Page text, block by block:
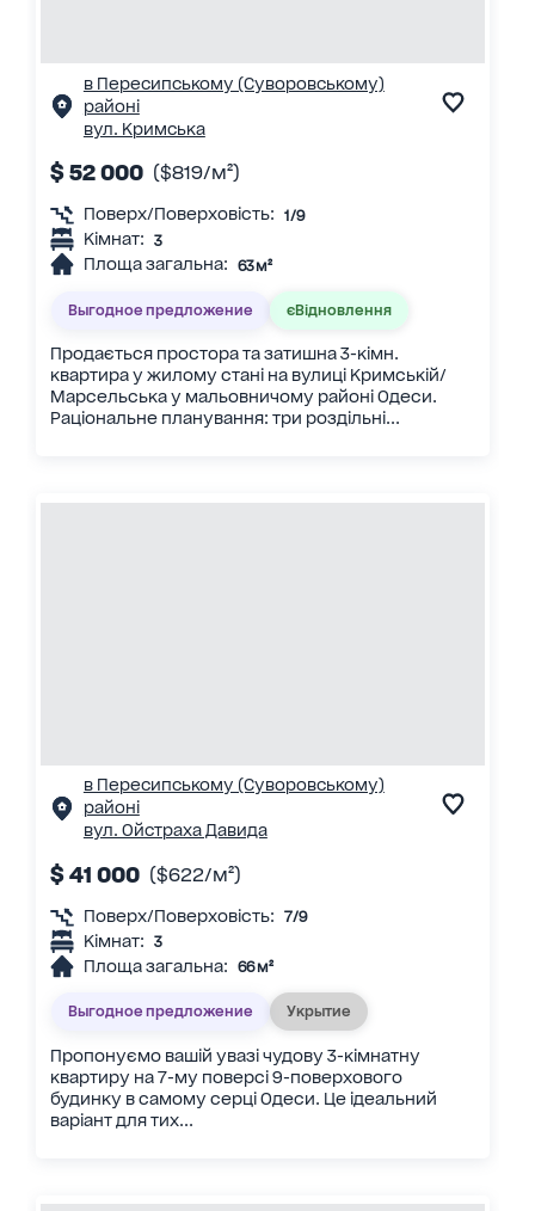
в Пересипському (Суворовському)
районі
вул. Кримська
$ 52 000 ($819/м²)
Поверх/Поверховість: 1/9
Кімнат: 3
Площа загальна: 63 м²
Выгодное предложение єВідновлення
Продається простора та затишна 3-кімн.
квартира у жилому стані на вулиці Кримській/
Марсельська у мальовничому районі Одеси.
Раціональне планування: три роздільні...
в Пересипському (Суворовському)
районі
вул. Ойстраха Давида
$ 41 000 ($622/м²)
Поверх/Поверховість: 7/9
Кімнат: 3
Площа загальна: 66 м²
Выгодное предложение Укрытие
Пропонуємо вашій увазі чудову 3-кімнатну
квартиру на 7-му поверсі 9-поверхового
будинку в самому серці Одеси. Це ідеальний
варіант для тих...